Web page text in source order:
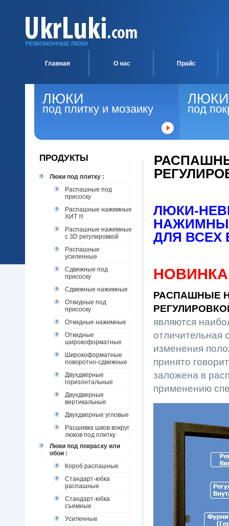
Главная О нас Прайс
ЛЮКИ
под плитку и мозаику
ЛЮКИ
под
ПРОДУКТЫ
Люки под плитку :
Распашные под
присоску
Распашные нажимные
ХИТ !!!
Распашные нажимные
с 3D регулировкой
Распашные
усиленные
Сдвижные под
присоску
Сдвижные нажимные
Откидные под
присоску
Откидные нажимные
Откидные
широкоформатные
Широкоформатные
поворотно-сдвижные
Двухдверные
горизонтальные
Двухдверные
вертикальные
Двухдверные угловые
Расшивка швов вокруг
люков под плитку
Люки под покраску или
обои :
Короб распашные
Стандарт-юбка
распашные
Стандарт-юбка
съемные
Усиленные
ЛЮКИ-
ДЛЯ ВСЕХ
РАСПАШНЫЕ
являются
отличительная
изменения
принято
заложена в
применению